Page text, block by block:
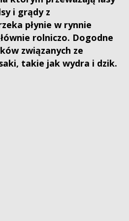
i grądy z
płynie w rynnie
rolniczo. Dogodne
związanych ze
takie jak wydra i dzik.